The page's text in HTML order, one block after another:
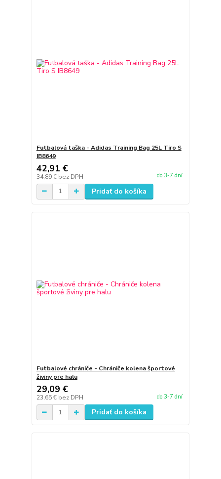
Futbalová taška - Adidas Training Bag 25L Tiro S
IB8649
42,91 €
34,89 € bez DPH do 3-7 dní
Pridať do košíka
Futbalové chrániče - Chrániče kolena športové
živiny pre halu
29,09 €
23,65 € bez DPH do 3-7 dní
Pridať do košíka